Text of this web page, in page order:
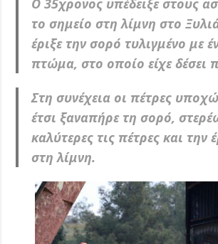
το σημείο στη λίμνη στο
έριξε την σορό τυλιγμένο με
πτώμα, στο οποίο είχε δέσει
Στη συνέχεια οι πέτρες
έτσι ξαναπήρε τη σορό,
καλύτερες τις πέτρες και την
στη λίμνη.